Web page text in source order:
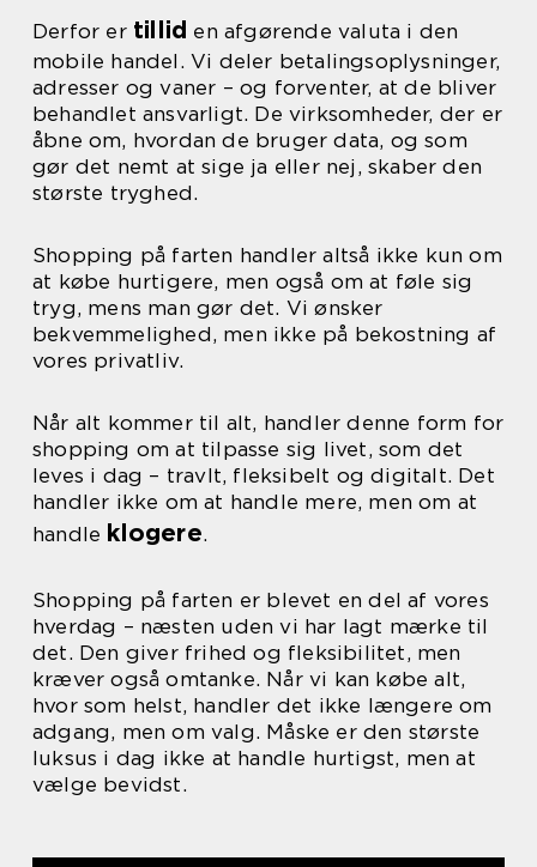
Derfor er tillid en afgørende valuta i den
mobile handel. Vi deler betalingsoplysninger,
adresser og vaner – og forventer, at de bliver
behandlet ansvarligt. De virksomheder, der er
åbne om, hvordan de bruger data, og som
gør det nemt at sige ja eller nej, skaber den
største tryghed.
Shopping på farten handler altså ikke kun om
at købe hurtigere, men også om at føle sig
tryg, mens man gør det. Vi ønsker
bekvemmelighed, men ikke på bekostning af
vores privatliv.
Når alt kommer til alt, handler denne form for
shopping om at tilpasse sig livet, som det
leves i dag – travlt, fleksibelt og digitalt. Det
handler ikke om at handle mere, men om at
handle klogere.
Shopping på farten er blevet en del af vores
hverdag – næsten uden vi har lagt mærke til
det. Den giver frihed og fleksibilitet, men
kræver også omtanke. Når vi kan købe alt,
hvor som helst, handler det ikke længere om
adgang, men om valg. Måske er den største
luksus i dag ikke at handle hurtigst, men at
vælge bevidst.